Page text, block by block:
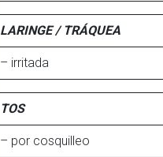
LARINGE / TRÁQUEA
– irritada
TOS
– por cosquilleo